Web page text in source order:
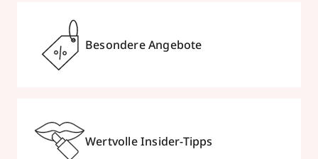
Besondere Angebote
Wertvolle Insider-Tipps